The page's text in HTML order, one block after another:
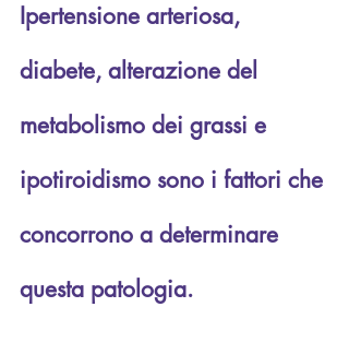
Ipertensione arteriosa,
diabete, alterazione del
metabolismo dei grassi e
ipotiroidismo sono i fattori che
concorrono a determinare
questa patologia.